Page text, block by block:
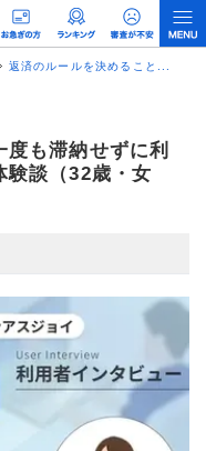
返済のルールを決めること...
も滞納せずに利
験談（32歳・女
るという収益モデルです。 た
、当編集部の調査／ユーザー
情報提供を行っています。